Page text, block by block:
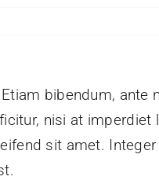
bibendum,
nisi at
sit amet.